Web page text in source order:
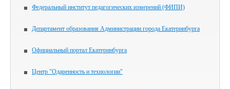
Федеральный институт педагогических измерений (ФИПИ)
Департамент образования Администрации города Екатеринбурга
Официальный портал Екатеринбурга
Центр "Одаренность и технологии"